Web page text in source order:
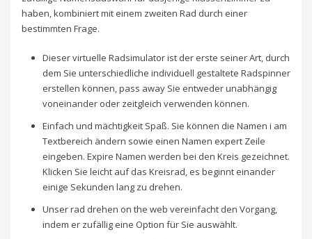
haben, kombiniert mit einem zweiten Rad durch einer
bestimmten Frage.
Dieser virtuelle Radsimulator ist der erste seiner Art, durch
dem Sie unterschiedliche individuell gestaltete Radspinner
erstellen können, pass away Sie entweder unabhängig
voneinander oder zeitgleich verwenden können.
Einfach und mächtigkeit Spaß. Sie können die Namen i am
Textbereich ändern sowie einen Namen expert Zeile
eingeben. Expire Namen werden bei den Kreis gezeichnet.
Klicken Sie leicht auf das Kreisrad, es beginnt einander
einige Sekunden lang zu drehen.
Unser rad drehen on the web vereinfacht den Vorgang,
indem er zufällig eine Option für Sie auswählt.